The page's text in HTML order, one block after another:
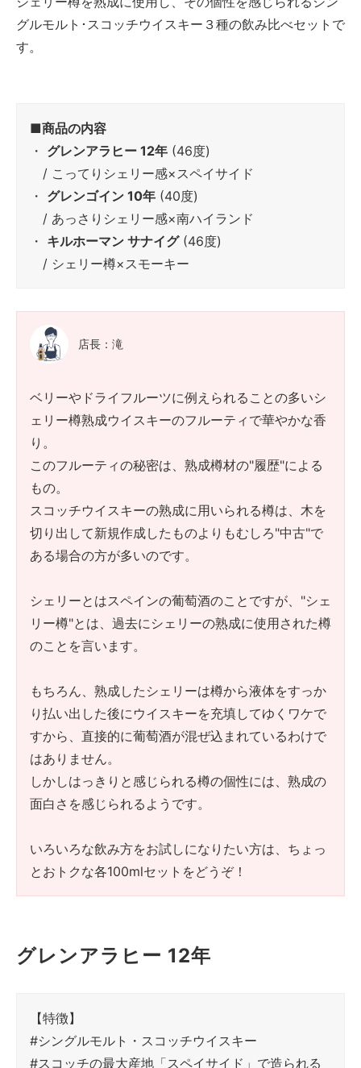
グルモルト･スコッチウイスキー３種の飲み比べセットで
す。
■商品の内容
・ グレンアラヒー 12年 (46度)
/ こってりシェリー感×スペイサイド
・ グレンゴイン 10年 (40度)
/ あっさりシェリー感×南ハイランド
・ キルホーマン サナイグ(46度)
/ シェリー樽×スモーキー
店長：滝
ベリーやドライフルーツに例えられることの多いシ
ェリー樽熟成ウイスキーのフルーティで華やかな香
り。
このフルーティの秘密は、熟成樽材の"履歴"による
もの。
スコッチウイスキーの熟成に用いられる樽は、木を
切り出して新規作成したものよりもむしろ"中古"で
ある場合の方が多いのです。
シェリーとはスペインの葡萄酒のことですが、"シェ
リー樽"とは、過去にシェリーの熟成に使用された樽
のことを言います。
もちろん、熟成したシェリーは樽から液体をすっか
り払い出した後にウイスキーを充填してゆくワケで
すから、直接的に葡萄酒が混ぜ込まれているわけで
はありません。
しかしはっきりと感じられる樽の個性には、熟成の
面白さを感じられるようです。
いろいろな飲み方をお試しになりたい方は、ちょっ
とおトクな各100mlセットをどうぞ！
グレンアラヒー 12年
【特徴】
#シングルモルト・スコッチウイスキー
#スコッチの最大産地「スペイサイド」で造られる